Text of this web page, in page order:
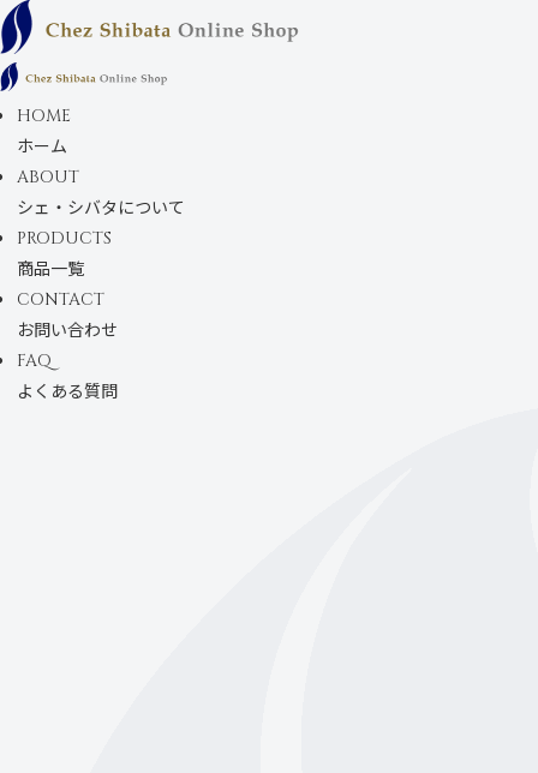
コンテンツにスキ
ップします
HOME
ホーム
ABOUT
シェ・シバタについて
PRODUCTS
商品一覧
CONTACT
お問い合わせ
FAQ
よくある質問